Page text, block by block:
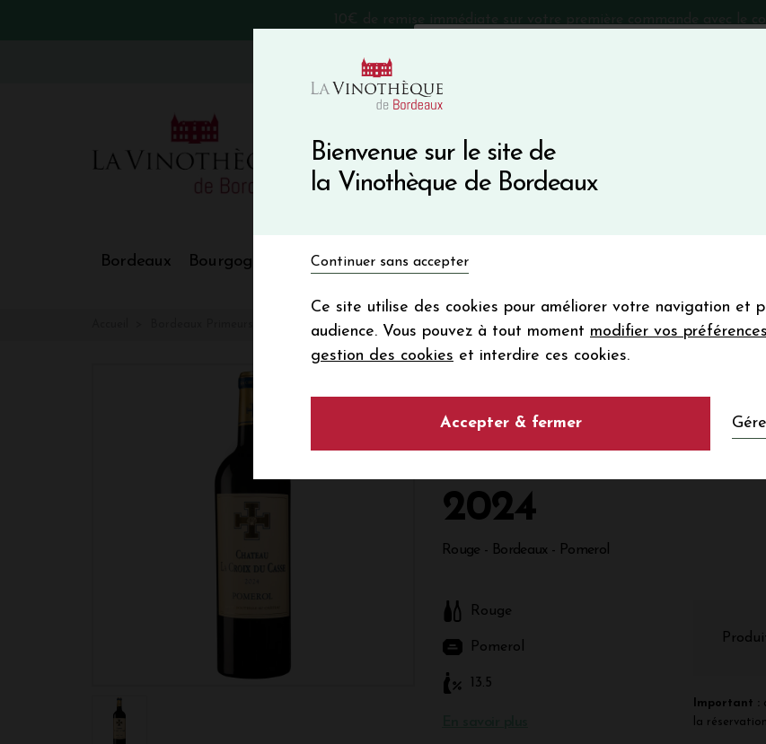
Bienvenue sur le site de
la Vinothèque de Bordeaux
Continuer sans accepter
Ce site utilise des cookies pour améliorer votre navigation et
audience. Vous pouvez à tout moment modifier vos
gestion des cookies et interdire ces cookies.
Accepter & fermer
VinoBlog
Bordeaux Bourgogne Nos Régions Vins du monde
Château LA CROIX DU CASSE
Primeurs 2024
Château LA
2024
Rouge - Bordeaux - Pomerol
Rouge
Pomerol
13.5
Important :
la
En m’abonnant, j’accepte de
Vinothèque de Bordeaux.